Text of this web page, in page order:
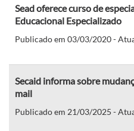
Sead oferece curso de
Educacional Especializado
Publicado em 03/03/2020 -
Secaid informa sobre
mail
Publicado em 21/03/2025 -